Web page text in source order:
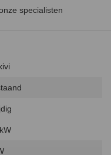
specialisten